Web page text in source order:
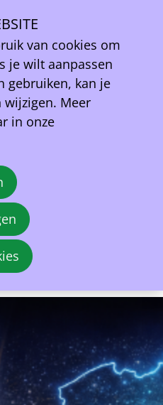
de Pitte
Forum 2026
brengt
de structurele
en prioriteiten te
zullen zijn voor de
de Belgische EV-
van cookies om
je wilt aanpassen
gebruiken, kan je
Meer
in onze